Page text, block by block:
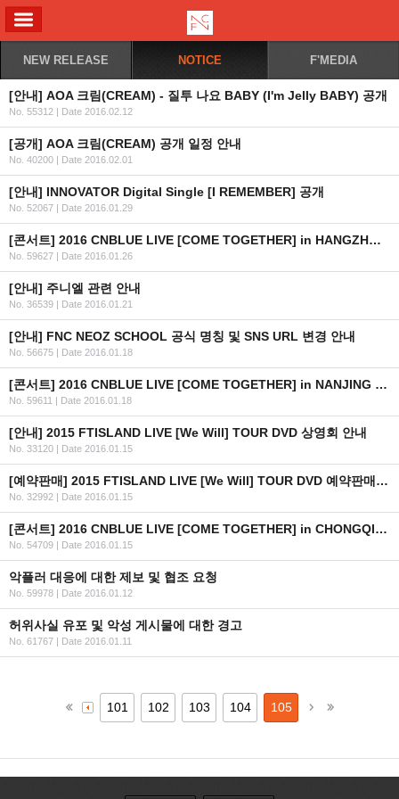
NEW RELEASE NOTICE F'MEDIA
[안내] AOA 크림(CREAM) - 질투 나요 BABY (I'm Jelly BABY) 공개
No. 55312 | Date 2016.02.12
[공개] AOA 크림(CREAM) 공개 일정 안내
No. 40200 | Date 2016.02.01
[안내] INNOVATOR Digital Single [I REMEMBER] 공개
No. 52067 | Date 2016.01.29
[콘서트] 2016 CNBLUE LIVE [COME TOGETHER] in HANGZHOU 안내
No. 59627 | Date 2016.01.26
[안내] 주니엘 관련 안내
No. 36539 | Date 2016.01.21
[안내] FNC NEOZ SCHOOL 공식 명칭 및 SNS URL 변경 안내
No. 56675 | Date 2016.01.18
[콘서트] 2016 CNBLUE LIVE [COME TOGETHER] in NANJING 안내
No. 59611 | Date 2016.01.18
[안내] 2015 FTISLAND LIVE [We Will] TOUR DVD 상영회 안내
No. 33120 | Date 2016.01.15
[예약판매] 2015 FTISLAND LIVE [We Will] TOUR DVD 예약판매 안내
No. 32992 | Date 2016.01.15
[콘서트] 2016 CNBLUE LIVE [COME TOGETHER] in CHONGQING 안내
No. 54709 | Date 2016.01.15
악플러 대응에 대한 제보 및 협조 요청
No. 59978 | Date 2016.01.12
허위사실 유포 및 악성 게시물에 대한 경고
No. 61767 | Date 2016.01.11
101 102 103 104 105